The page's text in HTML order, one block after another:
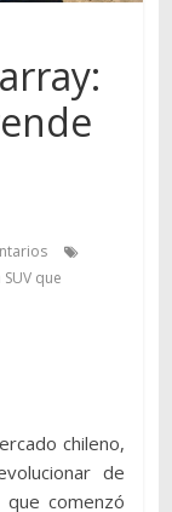
que
chileno,
de
comenzó